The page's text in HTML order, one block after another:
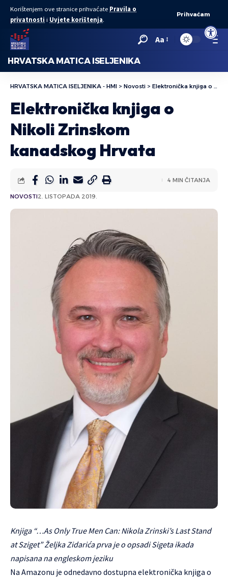
Open
Korištenjem ove stranice prihvaćate Pravila o
privatnosti i Uvjete korištenja.
Prihvaćam
Aa
HRVATSKA MATICA ISELJENIKA
HRVATSKA MATICA ISELJENIKA - HMI > Novosti > Elektronička knjiga o Nikoli Zrinskom kanadskog Hrvata
Elektronička knjiga o
Nikoli Zrinskom
kanadskog Hrvata
NOVOSTI2. LISTOPADA 2019.
4 MIN ČITANJA
Knjiga “…As Only True Men Can: Nikola Zrinski’s Last Stand
at Sziget” Željka Zidarića prva je o opsadi Sigeta ikada
napisana na engleskom jeziku
Na Amazonu je odnedavno dostupna elektronička knjiga o